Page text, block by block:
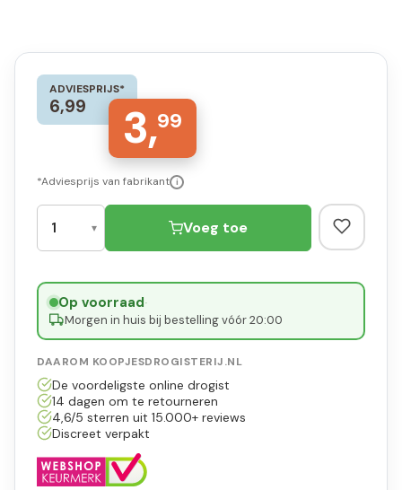
ADVIESPRIJS*
6,99 3,99
*Adviesprijs van fabrikant i
Voeg toe
Op voorraad·
Morgen in huis bij bestelling vóór 20:00
DAAROM KOOPJESDROGISTERIJ.NL
De voordeligste online drogist
14 dagen om te retourneren
4,6/5 sterren uit 15.000+ reviews
Discreet verpakt